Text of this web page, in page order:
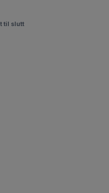
til slutt